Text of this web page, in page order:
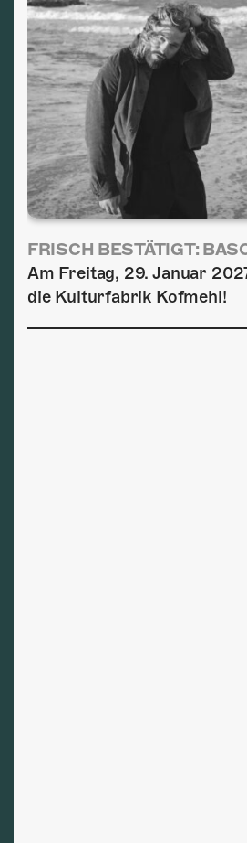
FRISCH BESTÄTIGT:
Am Freitag, 29. Januar
die Kulturfabrik Kofmehl!